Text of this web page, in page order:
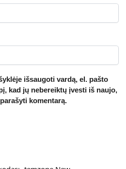
išsaugoti vardą, el. pašto
kad jų nebereiktų įvesti iš naujo,
komentarą.